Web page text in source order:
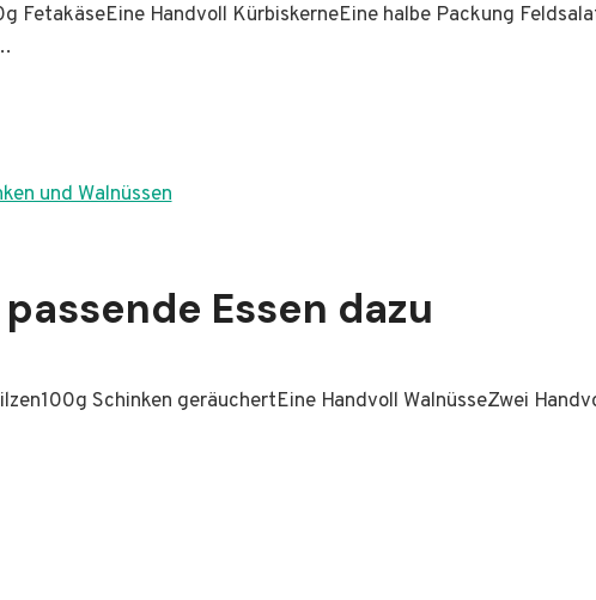
FetakäseEine Handvoll KürbiskerneEine halbe Packung
Essen dazu
Schinken geräuchertEine Handvoll WalnüsseZwei